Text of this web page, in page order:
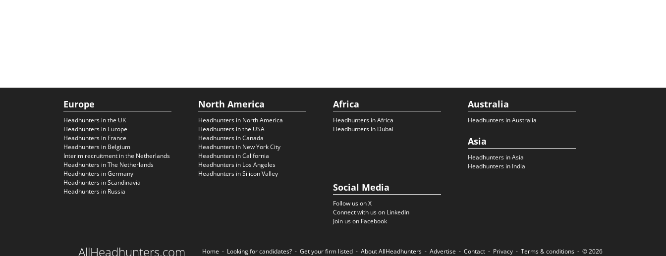
Europe
Headhunters in the UK
Headhunters in Europe
Headhunters in France
Headhunters in Belgium
Interim recruitment in the Netherlands
Headhunters in The Netherlands
Headhunters in Germany
Headhunters in Scandinavia
Headhunters in Russia
North America
Headhunters in North America
Headhunters in the USA
Headhunters in Canada
Headhunters in New York City
Headhunters in California
Headhunters in Los Angeles
Headhunters in Silicon Valley
Africa
Headhunters in Africa
Headhunters in Dubai
Australia
Headhunters in Australia
Asia
Headhunters in Asia
Headhunters in India
Social Media
Follow us on X
Connect with us on LinkedIn
Join us on Facebook
Home Looking for candidates? Get your firm listed About AllHeadhunters Advertise Contact Privacy Terms & conditions © 2026
AllHeadhunters.com